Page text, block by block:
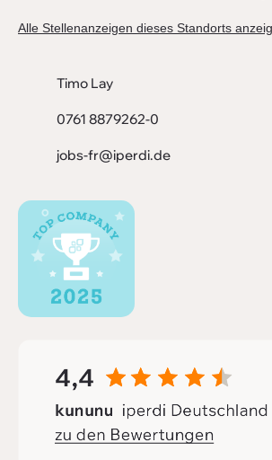
Alle Stellenanzeigen dieses Standorts
Timo Lay
0761 8879262-0
jobs-fr@iperdi.de